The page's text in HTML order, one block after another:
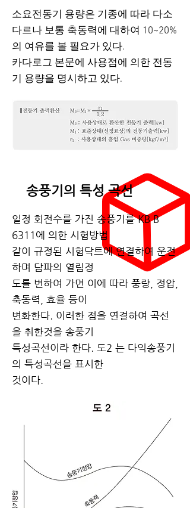
소요전동기 용량은 기종에 따라 다소
다르나 보통 축동력에 대하여 10~20%
의 여유를 볼 필요가 있다.
카다로그 본문에 사용점에 의한 전동
기 용량을 명시하고 있다.
송풍기의 특성 곡선
일정 회전수를 가진 송풍기를 KB B
6311에 의한 시험방법
같이 규정된 시험닥트에 연결하여 운전
하며 담파의 열림정
도를 변하여 가면 이에 따라 풍량, 정압,
축동력, 효율 등이
변화한다. 이러한 점을 연결하여 곡선
을 취한것을 송풍기
특성곡선이라 한다. 도2 는 다익송풍기
의 특성곡선을 표시한
것이다.